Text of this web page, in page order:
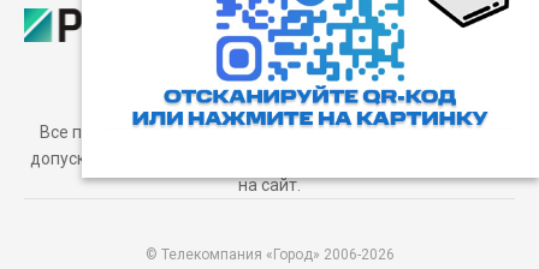
Пользовательское соглашение
Все права защищены. Любое использование материалов
допускается только с согласия редакции, а также с ссылкой
на сайт.
© Телекомпания «Город» 2006-2026